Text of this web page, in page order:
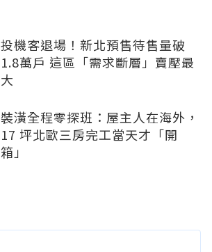
投機客退場！新北預售待售量破
1.8萬戶 這區「需求斷層」賣壓最
大
裝潢全程零探班：屋主人在海外，
17 坪北歐三房完工當天才「開
箱」